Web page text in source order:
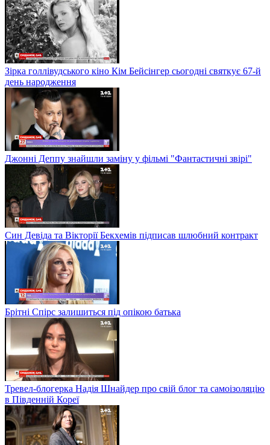
Зірка голлівудського кіно Кім Бейсінгер сьогодні святкує 67-й
день народження
Джонні Деппу знайшли заміну у фільмі "Фантастичні звірі"
Син Девіда та Вікторії Бекхемів підписав шлюбний контракт
Брітні Спірс залишиться під опікою батька
Тревел-блогерка Надія Шнайдер про свій блог та самоізоляцію
в Південній Кореї